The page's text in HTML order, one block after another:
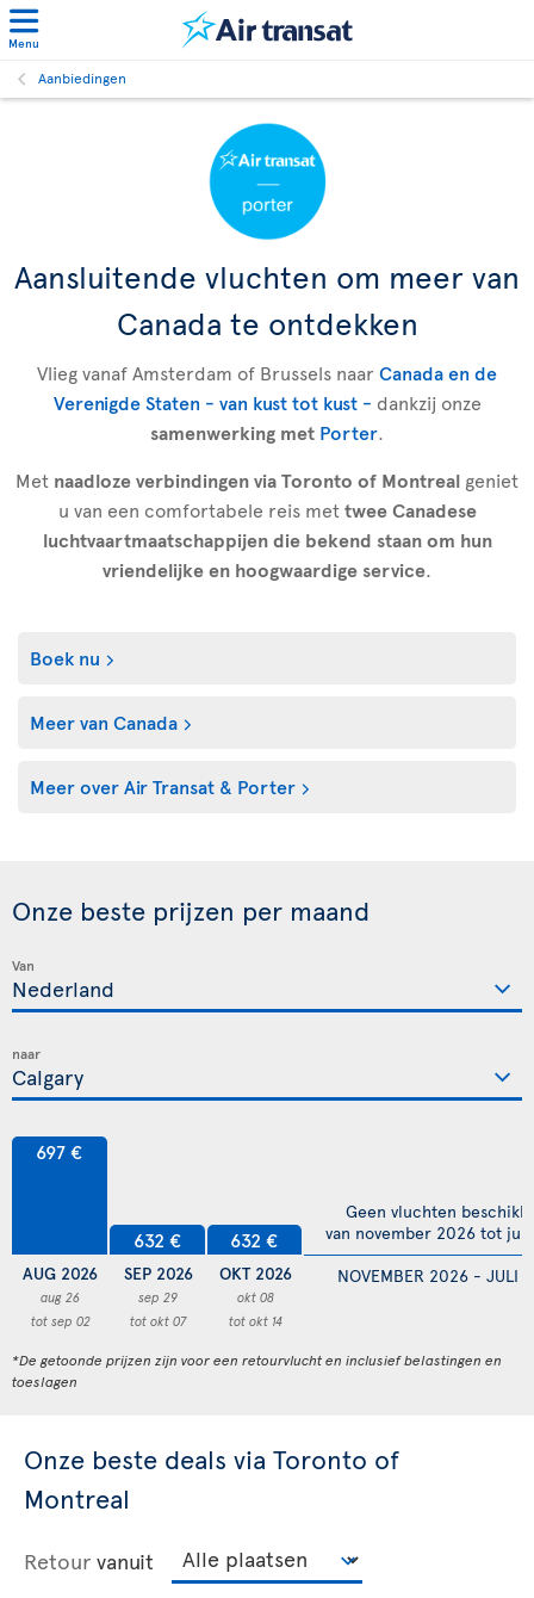
Menu
Aanbiedingen
Aansluitende vluchten om meer van
Canada te ontdekken
Vlieg vanaf Amsterdam of Brussels naarCanada en de
Verenigde Staten - van kust tot kust - dankzij onze
samenwerking met Porter.
Met naadloze verbindingen via Toronto of Montreal geniet
u van een comfortabele reis mettwee Canadese
luchtvaartmaatschappijen die bekend staan om hun
vriendelijke en hoogwaardige service.
Boek nu
Meer van Canada
Meer over Air Transat & Porter
Onze beste prijzen per maand
Van
naar
697 €
AUG 2026
aug 26
tot sep 02
632 €
SEP 2026
sep 29
tot okt 07
632 €
OKT 2026
okt 08
tot okt 14
NOVEMBER 2026 - JULI
Geen vluchten
van november 2026 tot
*De getoonde prijzen zijn voor een retourvlucht en inclusief belastingen en
toeslagen
Onze beste deals via Toronto of
Montreal
Retour vanuit